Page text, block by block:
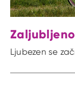
Ljubezen se